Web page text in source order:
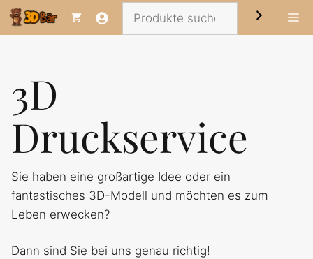
Zum
Inhalt
3D
Druckservice
Sie haben eine großartige Idee oder ein
fantastisches 3D-Modell und möchten es zum
Leben erwecken?
Dann sind Sie bei uns genau richtig!